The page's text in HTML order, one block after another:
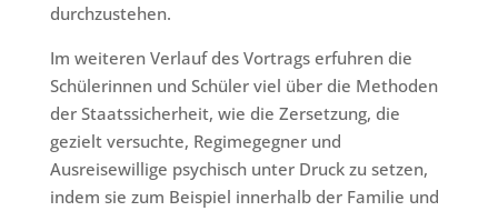
durchzustehen.
Im weiteren Verlauf des Vortrags erfuhren die
Schülerinnen und Schüler viel über die Methoden
der Staatssicherheit, wie die Zersetzung, die
gezielt versuchte, Regimegegner und
Ausreisewillige psychisch unter Druck zu setzen,
indem sie zum Beispiel innerhalb der Familie und